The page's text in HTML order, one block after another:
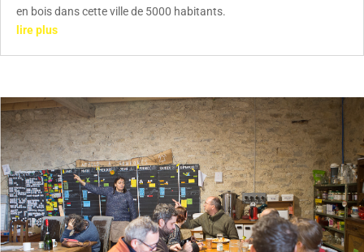
en bois dans cette ville de 5000 habitants.
lire plus